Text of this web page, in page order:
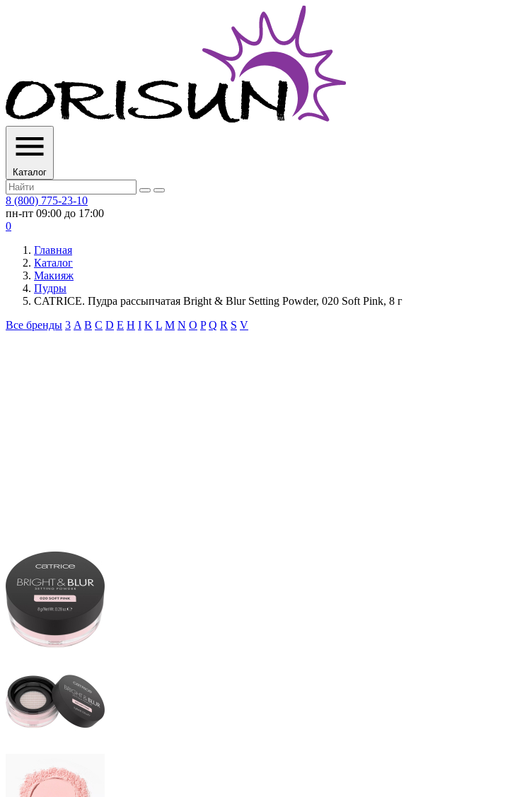
Каталог
8 (800) 775-23-10
пн-пт 09:00 до 17:00
0
Главная
Каталог
Макияж
Пудры
CATRICE. Пудра рассыпчатая Bright & Blur Setting Powder, 020 Soft Pink, 8 г
Все бренды 3 A B C D E H I K L M N O P Q R S V